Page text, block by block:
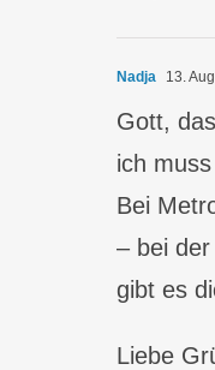
Nadja 13.
Gott,
ich
Bei
– bei
gibt es
Liebe